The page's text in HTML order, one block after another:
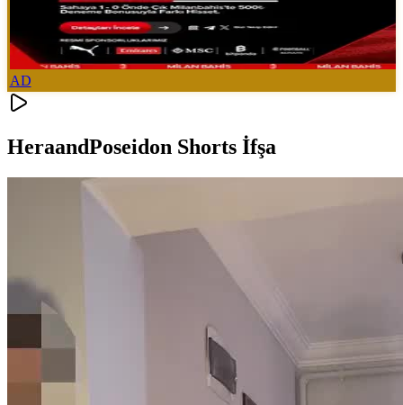
AD
HeraandPoseidon Shorts İfşa